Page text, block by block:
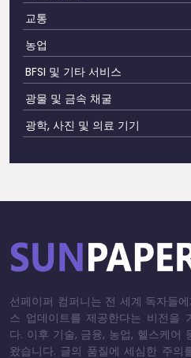
교통
농업
BFSI 및 기타 서비스
광물 및 금속 채굴
광학, 사진 및 의료 기기
선페이퍼 컴퍼니는 전 세계 독자들
스 업데이트를 제공한다는 비전을
다. 이후 기술, 금융, 농업, 헬스케어
왔습니다. 글의 품질에 세심한 주의